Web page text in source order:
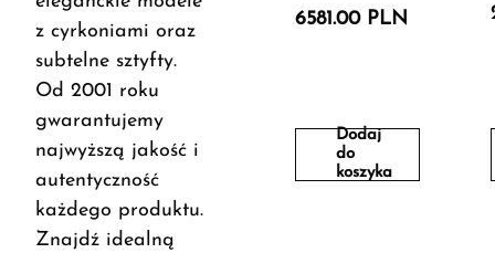
z cyrkoniami oraz
subtelne sztyfty.
Od 2001 roku
gwarantujemy
najwyższą jakość i
autentyczność
każdego produktu.
Znajdź idealną
6581.00 PLN
Dodaj
do
koszyka